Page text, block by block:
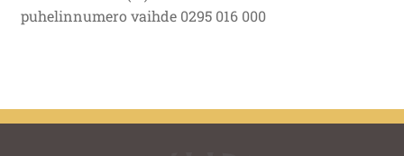
puhelinnumero vaihde 0295 016 000